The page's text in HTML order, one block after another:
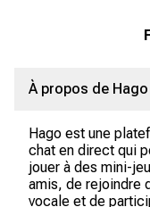
À propos de Hago
Hago est une
chat en direct qui
jouer à des mini-
amis, de rejoindre
vocale et de